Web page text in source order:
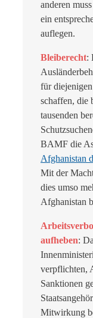
anderen
ein
auflegen.
Bleiberecht:
für
schaffen, die
tausenden
BAMF die
Afghanistan
Mit der
dies umso
Afghanistan
aufheben:
verpflichten,
Sanktionen
Mitwirkung